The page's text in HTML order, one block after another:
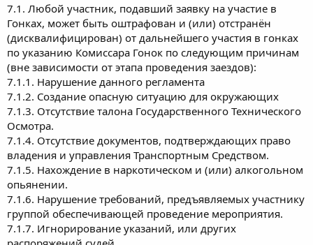
7.1. Любой участник, подавший заявку на участие в
Гонках, может быть оштрафован и (или) отстранён
(дисквалифицирован) от дальнейшего участия в гонках
по указанию Комиссара Гонок по следующим причинам
(вне зависимости от этапа проведения заездов):
7.1.1. Нарушение данного регламента
7.1.2. Создание опасную ситуацию для окружающих
7.1.3. Отсутствие талона Государственного Технического
Осмотра.
7.1.4. Отсутствие документов, подтверждающих право
владения и управления Транспортным Средством.
7.1.5. Нахождение в наркотическом и (или) алкогольном
опьянении.
7.1.6. Нарушение требований, предъявляемых участнику
группой обеспечивающей проведение мероприятия.
7.1.7. Игнорирование указаний, или других